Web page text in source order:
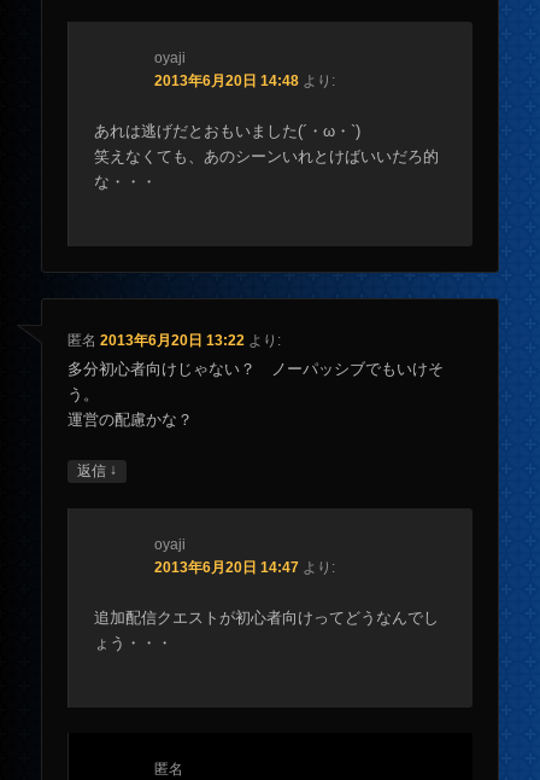
oyaji
2013年6月20日 14:48 より:
あれは逃げだとおもいました(´・ω・`)
笑えなくても、あのシーンいれとけばいいだろ的
な・・・
匿名 2013年6月20日 13:22 より:
多分初心者向けじゃない？ ノーパッシブでもいけそ
う。
運営の配慮かな？
返信 ↓
oyaji
2013年6月20日 14:47 より:
追加配信クエストが初心者向けってどうなんでし
ょう・・・
匿名